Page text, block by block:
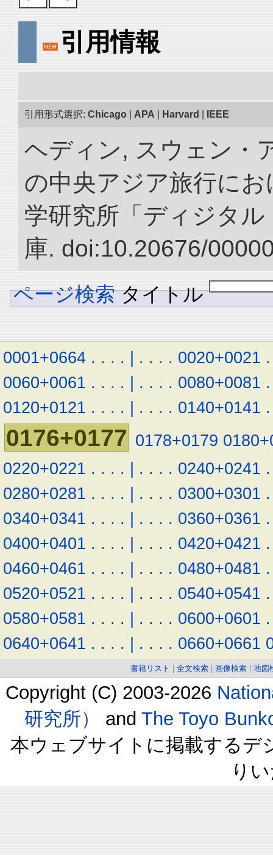
引用情報
引用形式選択: Chicago APA Harvard IEEE
ヘディン, スウェン・
の中央アジア旅行にお
学研究所「ディジタ
庫. doi:10.20676/
ページ検索 タイトル
0001+0664 . . . . | . . . . 0020+0021 .
0060+0061 . . . . | . . . . 0080+0081 .
0120+0121 . . . . | . . . . 0140+0141 .
0176+0177 0178+0179
0220+0221 . . . . | . . . . 0240+0241 .
0280+0281 . . . . | . . . . 0300+0301 .
0340+0341 . . . . | . . . . 0360+0361 .
0400+0401 . . . . | . . . . 0420+0421 .
0460+0461 . . . . | . . . . 0480+0481 .
0520+0521 . . . . | . . . . 0540+0541 .
0580+0581 . . . . | . . . . 0600+0601 .
0640+0641 . . . . | . . . . 0660+0661
書籍リスト 全文検索 画像検索 地図
Copyright (C) 2003-2026
研究所）
and The Toyo
本ウェブサイトに掲載するデ
り